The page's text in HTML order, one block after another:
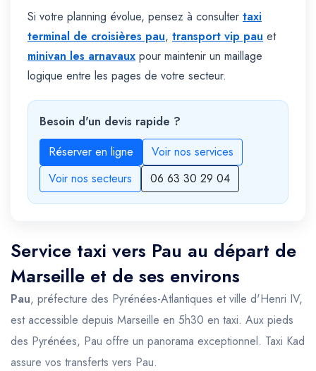
Si votre planning évolue, pensez à consulter taxi
terminal de croisières pau, transport vip pau et
minivan les arnavaux pour maintenir un maillage
logique entre les pages de votre secteur.
Besoin d'un devis rapide ?
Réserver en ligne
Voir nos services
Voir nos secteurs
06 63 30 29 04
Service taxi vers Pau au départ de
Marseille et de ses environs
Pau, préfecture des Pyrénées-Atlantiques et ville d'Henri IV,
est accessible depuis Marseille en 5h30 en taxi. Aux pieds
des Pyrénées, Pau offre un panorama exceptionnel. Taxi Kad
assure vos transferts vers Pau.